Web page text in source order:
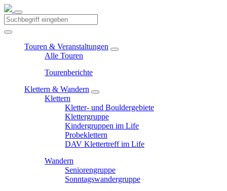
Touren & Veranstaltungen
Alle Touren
Tourenberichte
Klettern & Wandern
Klettern
Kletter- und Bouldergebiete
Klettergruppe
Kindergruppen im Life
Probeklettern
DAV Klettertreff im Life
Wandern
Seniorengruppe
Sonntagswandergruppe